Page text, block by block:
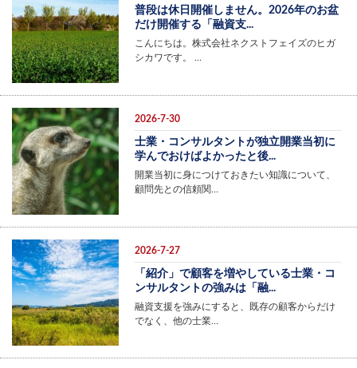
普段は休日開催しません。2026年のお盆
だけ開催する「融資支...
こんにちは。株式会社ネクストフェイズのヒガ
シカワです。 …
2026-7-30
士業・コンサルタントが独立開業当初に
学んでおけばよかったと後...
開業当初に身につけておきたい知識について、
顧問先との信頼関…
2026-7-27
「紹介」で顧客を増やしている士業・コ
ンサルタントの強みは「融...
融資支援を強みにすると、既存の顧客からだけ
でなく、他の士業…